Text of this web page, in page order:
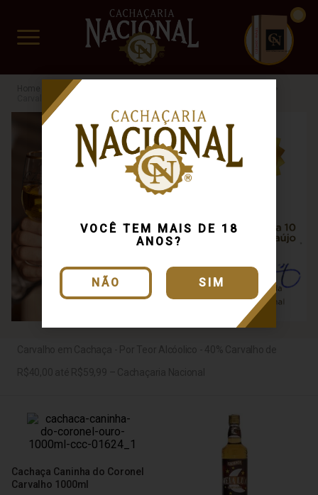
VOCÊ TEM MAIS DE 18
ANOS?
NÃO SIM
www.cachacarianacional.com.br
CUIDADO FRÁGIL
Cachaça
Busca: carvalho
Cachaça Caninha do Coronel
Carvalho 1000ml